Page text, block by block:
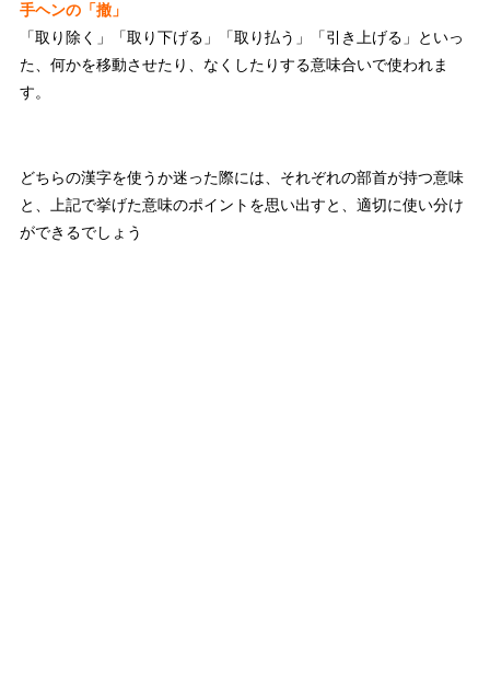
手ヘンの「撤」
「取り除く」「取り下げる」「取り払う」「引き上げる」といっ
た、何かを移動させたり、なくしたりする意味合いで使われま
す。
どちらの漢字を使うか迷った際には、それぞれの部首が持つ意味
と、上記で挙げた意味のポイントを思い出すと、適切に使い分け
ができるでしょう